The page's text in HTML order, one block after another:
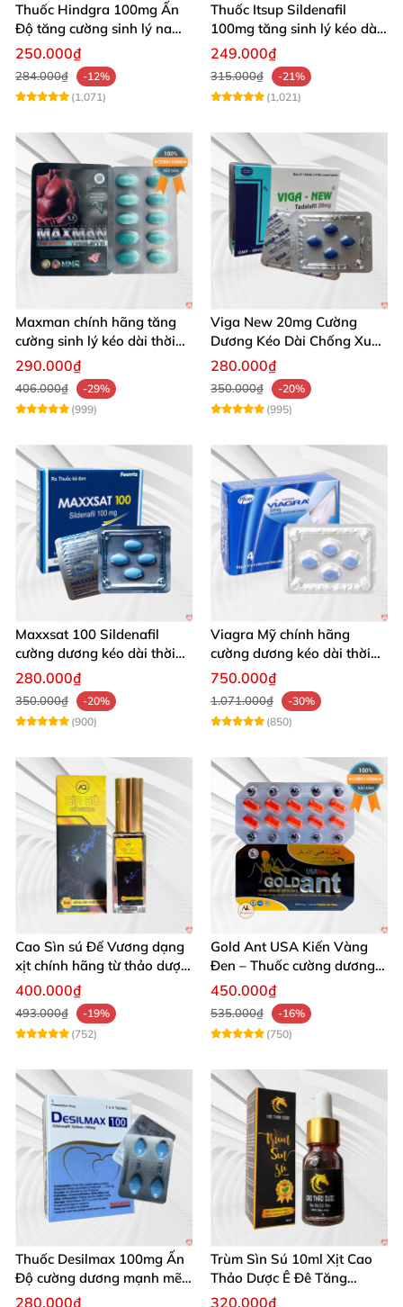
Thuốc Hindgra 100mg Ấn
Độ tăng cường sinh lý nam
hindgra-100 chống xts
cương dương
250.000₫
284.000₫
-12%
(1,071)
Thuốc Itsup Sildenafil
100mg tăng sinh lý kéo dài
quan hệ nam giới
249.000₫
315.000₫
-21%
(1,021)
Maxman chính hãng tăng
cường sinh lý kéo dài thời
gian xuất tinh
290.000₫
406.000₫
-29%
(999)
Viga New 20mg Cường
Dương Kéo Dài Chống Xuất
Tinh Hộp 4 Viên
280.000₫
350.000₫
-20%
(995)
Maxxsat 100 Sildenafil
cường dương kéo dài thời
gian cho nam
280.000₫
350.000₫
-20%
(900)
Viagra Mỹ chính hãng
cường dương kéo dài thời
gian nhập khẩu
750.000₫
1.071.000₫
-30%
(850)
Cao Sìn sú Đế Vương dạng
xịt chính hãng từ thảo dược
Ê Đê Việt Nam
400.000₫
493.000₫
-19%
(752)
Gold Ant USA Kiến Vàng
Đen – Thuốc cường dương
tăng sinh lý nam mạnh
450.000₫
535.000₫
-16%
(750)
Thuốc Desilmax 100mg Ấn
Độ cường dương mạnh mẽ
tăng sinh lý phái mạnh
280.000₫
Trùm Sìn Sú 10ml Xịt Cao
Thảo Dược Ê Đê Tăng
Cường Sinh Lý
320.000₫